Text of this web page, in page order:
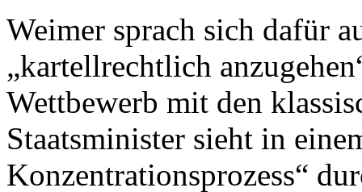
Weimer sprach sich dafür
„kartellrechtlich
Wettbewerb mit den
Staatsminister sieht in
Konzentrationsprozess“